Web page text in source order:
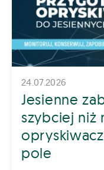
24.07.2026
Jesienne
szybciej niż
pole